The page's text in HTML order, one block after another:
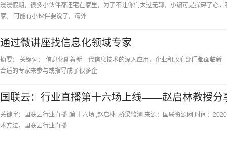
漫漫假期，很多小伙伴都还宅在家里，为了不让你们太过无聊，小编可是操碎了心
家。 可能有小伙伴要说了，海外
通过微讲座找信息化领域专家
摘要： 关键词： 信息化随着新一代信息技术的深入应用，企业和政府部门都面临
合适的专家来参与或指导成了很多企
国联云：行业直播第十六场上线——赵启林教授分
关键字：国联云行业直播 ,第十六场 ,赵启林 ,桥梁监测 来源：国联资源网 时间：
术方法，国联云行业直播